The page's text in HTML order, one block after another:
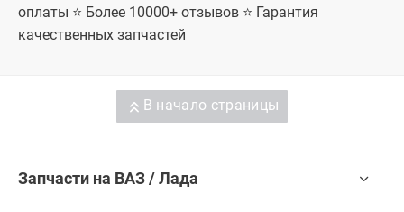
оплаты ⭐ Более 10000+ отзывов ⭐ Гарантия
качественных запчастей
В начало страницы
Запчасти на ВАЗ / Лада